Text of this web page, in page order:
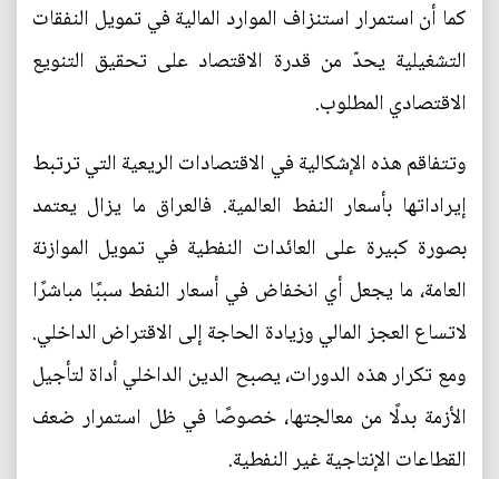
كما أن استمرار استنزاف الموارد المالية في تمويل النفقات
التشغيلية يحدّ من قدرة الاقتصاد على تحقيق التنويع
الاقتصادي المطلوب.
وتتفاقم هذه الإشكالية في الاقتصادات الريعية التي ترتبط
إيراداتها بأسعار النفط العالمية. فالعراق ما يزال يعتمد
بصورة كبيرة على العائدات النفطية في تمويل الموازنة
العامة، ما يجعل أي انخفاض في أسعار النفط سببًا مباشرًا
لاتساع العجز المالي وزيادة الحاجة إلى الاقتراض الداخلي.
ومع تكرار هذه الدورات، يصبح الدين الداخلي أداة لتأجيل
الأزمة بدلًا من معالجتها، خصوصًا في ظل استمرار ضعف
القطاعات الإنتاجية غير النفطية.